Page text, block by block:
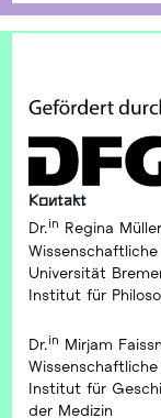
Kontakt
Dr.in Regina
Universität
Institut für
Dr.in
Mirjam
Institut für
der Medizin